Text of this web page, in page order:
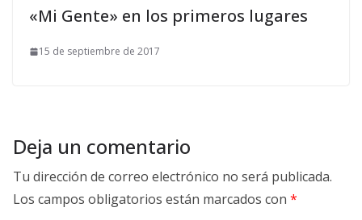
«Mi Gente» en los primeros lugares
15 de septiembre de 2017
Deja un comentario
Tu dirección de correo electrónico no será publicada.
Los campos obligatorios están marcados con *